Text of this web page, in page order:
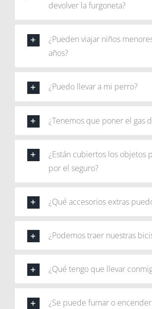
devolver la furgoneta?
¿Pueden viajar niños
años?
¿Puedo llevar a mi perro?
¿Tenemos que poner el gas
¿Están cubiertos los objetos
por el seguro?
¿Qué accesorios extras
¿Podemos traer nuestras
¿Qué tengo que llevar
¿Se puede fumar o